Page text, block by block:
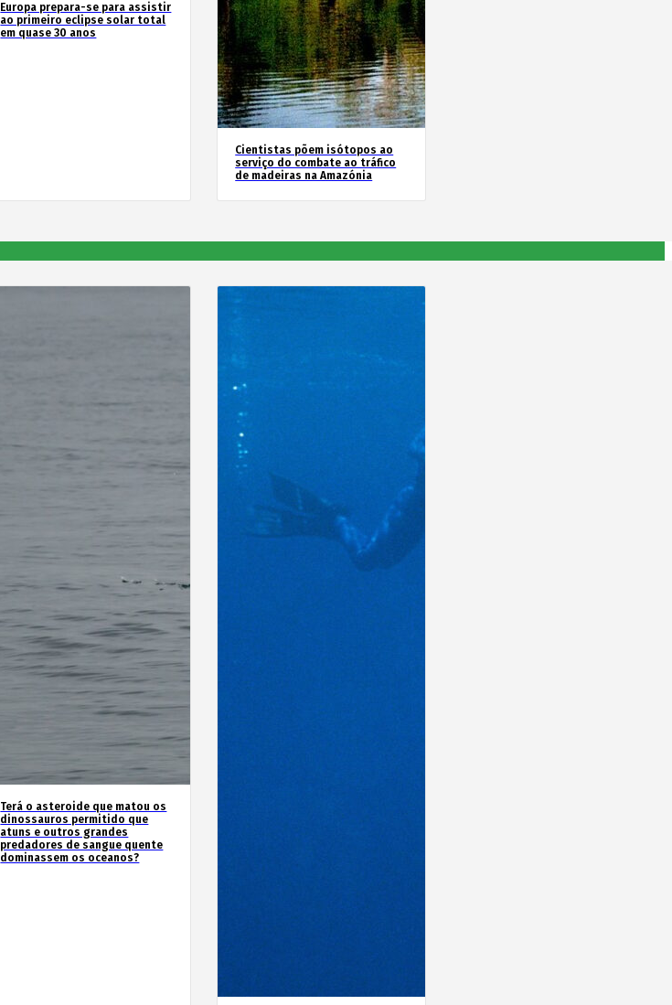
Europa prepara-se para assistir
ao primeiro eclipse solar total
em quase 30 anos
Cientistas põem isótopos ao
serviço do combate ao tráfico
de madeiras na Amazónia
Terá o asteroide que matou os
dinossauros permitido que
atuns e outros grandes
predadores de sangue quente
dominassem os oceanos?